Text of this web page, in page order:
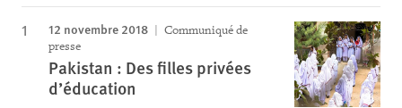
12 novembre 2018
Communiqué de
presse
Pakistan : Des filles privées
d’éducation